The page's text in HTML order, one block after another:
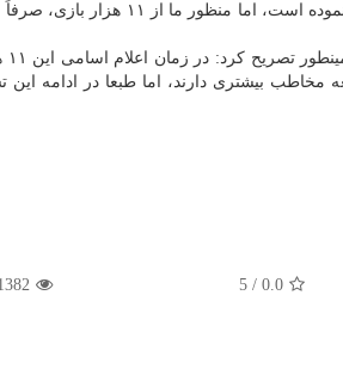
است، یعنی بنیاد تا کنون بیشتر از ۳۰ هزار بازی
مخاطب بیشتری دارند، اما طبعا در ادامه
0.0
/ 5